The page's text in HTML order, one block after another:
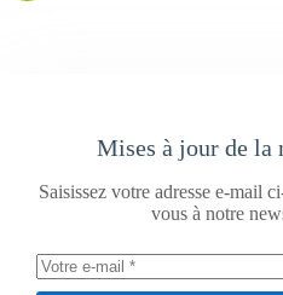
Mises à jour de la
Saisissez votre adresse e-mail
vous à notre